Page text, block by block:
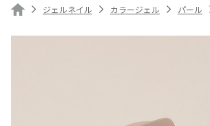
ジェルネイル カラージェル パール